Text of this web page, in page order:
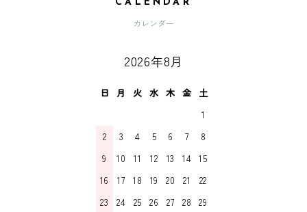
CALENDAR
カレンダー
2026年8月
日 月 火 水 木 金 土
1
2
3 4 5 6 7
8
9
10 11 12 13 14 15
16
17 18 19 20 21
22
23
24 25 26 27 28
29